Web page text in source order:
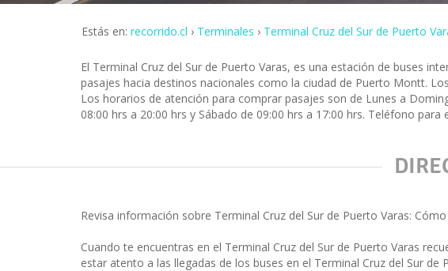
Estás en: recorrido.cl Terminales Terminal Cruz del Sur de Puerto
El Terminal Cruz del Sur de Puerto Varas, es una estación de buses
pasajes hacia destinos nacionales como la ciudad de Puerto Montt.
Los horarios de atención para comprar pasajes son de Lunes a
08:00 hrs a 20:00 hrs y Sábado de 09:00 hrs a 17:00 hrs. Teléfono
Revisa información sobre Terminal Cruz del Sur de Puerto Varas:
Cuando te encuentras en el Terminal Cruz del Sur de Puerto Varas
estar atento a las llegadas de los buses en el Terminal Cruz del Sur